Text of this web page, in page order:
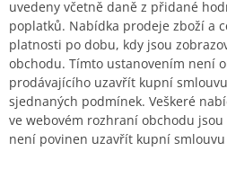
uvedeny včetně daně z přidané
poplatků. Nabídka prodeje zboží a
platnosti po dobu, kdy jsou
obchodu. Tímto ustanovením není
prodávajícího uzavřít kupní
sjednaných podmínek. Veškeré
ve webovém rozhraní obchodu
není povinen uzavřít kupní